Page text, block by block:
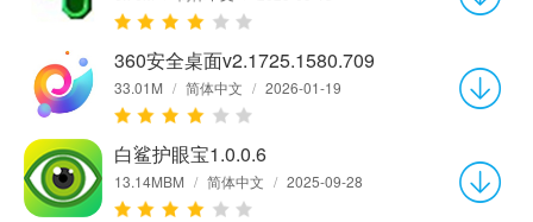
360安全桌面v2.1725.1580.709
33.01M / 简体中文 / 2026-01-19
白鲨护眼宝1.0.0.6
13.14MBM / 简体中文 / 2025-09-28